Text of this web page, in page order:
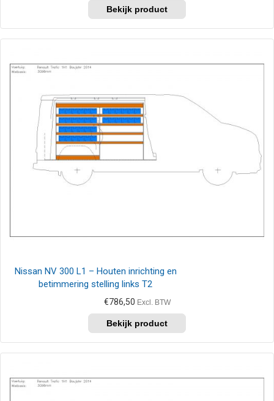
Nissan NV 300 L1 – Houten inrichting en
betimmering stelling links T2
€786,50 Excl. BTW